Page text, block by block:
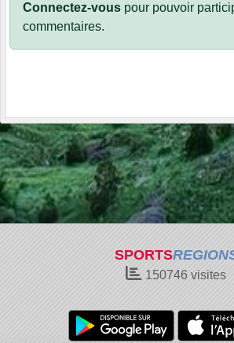
Connectez-vous pour pouvoir
commentaires.
SPORTS
150746 visites